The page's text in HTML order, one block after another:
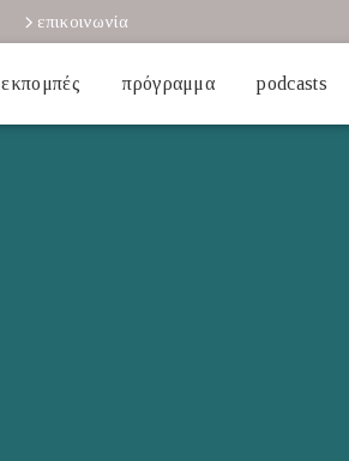
επικοινωνία
εκπομπές πρόγραμμα podcasts